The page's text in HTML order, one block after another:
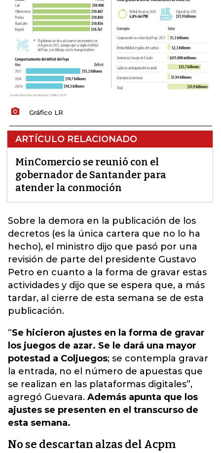
Gráfico LR
ARTÍCULO RELACIONADO
MinComercio se reunió con el
gobernador de Santander para
atender la conmoción
Sobre la demora en la publicación de los
decretos (es la única cartera que no lo ha
hecho), el ministro dijo que pasó por una
revisión de parte del presidente Gustavo
Petro en cuanto a la forma de gravar estas
actividades y dijo que se espera que, a más
tardar, al cierre de esta semana se de esta
publicación.
“Se hicieron ajustes en la forma de gravar
los juegos de azar. Se le dará una mayor
potestad a Coljuegos; se contempla gravar
la entrada, no el número de apuestas que
se realizan en las plataformas digitales”,
agregó Guevara. Además apunta que los
ajustes se presenten en el transcurso de
esta semana.
No se descartan alzas del Acpm